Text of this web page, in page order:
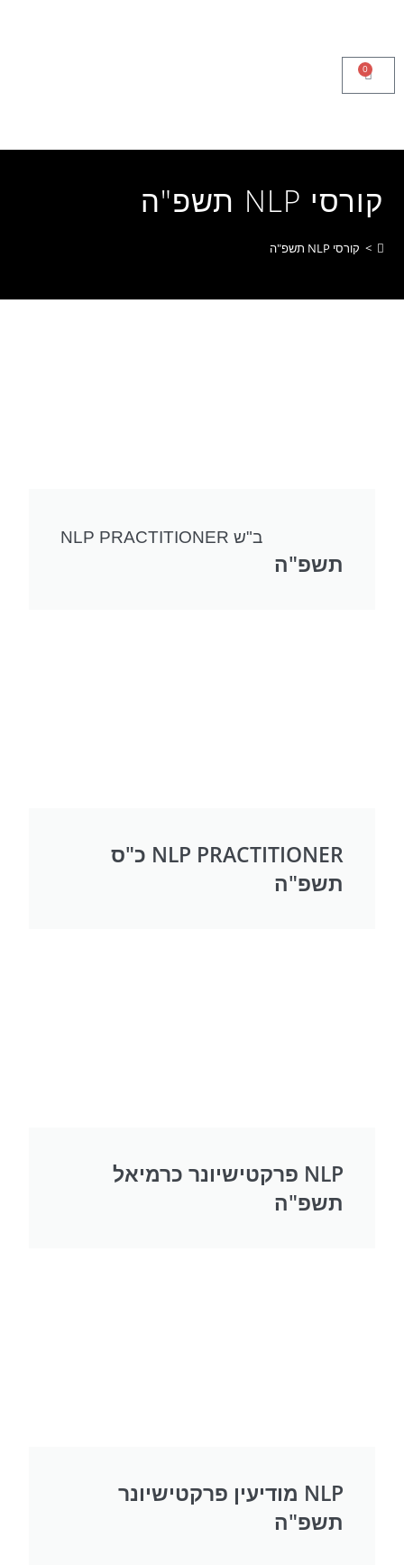
0
קורסי NLP תשפ"ה
> קורסי NLP תשפ"ה
NLP PRACTITIONER ב"ש
תשפ"ה
NLP PRACTITIONER כ"ס
תשפ"ה
NLP פרקטישיונר כרמיאל
תשפ"ה
NLP מודיעין פרקטישיונר
תשפ"ה